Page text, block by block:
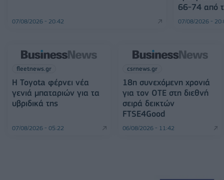
07/08/2026 - 20:42
66-74 από
07/08/2026 -
fleetnews.gr
Η Toyota φέρνει νέα
γενιά μπαταριών για τα
υβριδικά της
07/08/2026 - 05:22
csrnews.gr
18η συνεχόμενη χρονιά
για τον ΟΤΕ στη διεθνή
σειρά δεικτών
FTSE4Good
06/08/2026 - 11:42